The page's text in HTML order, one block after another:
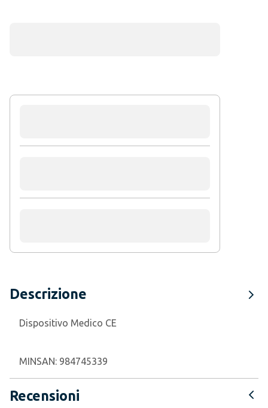
Descrizione
Dispositivo Medico CE
MINSAN: 984745339
Recensioni